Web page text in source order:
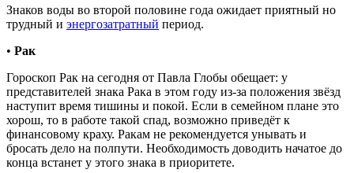
Знаков воды во второй половине года ожидает приятный но
трудный и энергозатратный период.
• Рак
Гороскоп Рак на сегодня от Павла Глобы обещает: у
представителей знака Рака в этом году из-за положения звёзд
наступит время тишины и покой. Если в семейном плане это
хорош, то в работе такой спад, возможно приведёт к
финансовому краху. Ракам не рекомендуется унывать и
бросать дело на полпути. Необходимость доводить начатое до
конца встанет у этого знака в приоритете.